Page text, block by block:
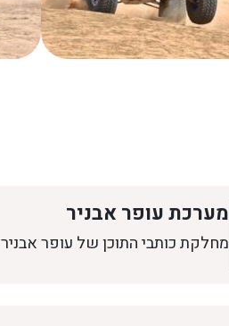
מערכת עופר אבניר
מחלקת כותבי התוכן של עופר אבניר